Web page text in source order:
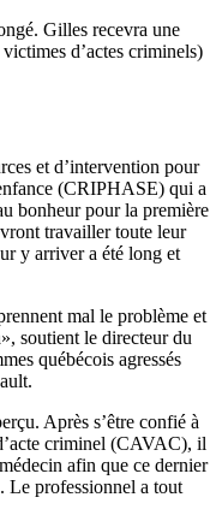
Gilles recevra une
d’actes criminels)
et d’intervention pour
(CRIPHASE) qui a
bonheur pour la première
travailler toute leur
y arriver a été long et
mal le problème et
soutient le directeur du
québécois agressés
Après s’être confié à
criminel (CAVAC), il
afin que ce dernier
Le professionnel a tout